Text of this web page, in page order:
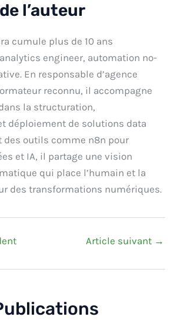
l’auteur
cumule plus de 10 ans
engineer, automation no-
En responsable d’agence
reconnu, il accompagne
la structuration,
déploiement de solutions data
des outils comme n8n pour
et IA, il partage une vision
qui place l’humain et la
des transformations numériques.
Article suivant →